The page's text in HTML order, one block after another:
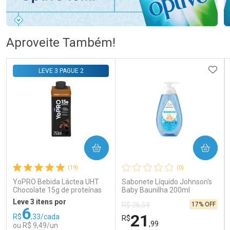
Comprar sem Desconto
Por R$ 108,99/cada
Comprar sem Desconto
Por R$ 108,99/cada
Comprar sem Desconto
Comprar sem Desconto
Aproveite Também!
(19)
YoPRO Bebida Láctea UHT
Chocolate 15g de proteínas
250ml
LEVE 3 PAGUE 2
Leve 3 itens por
R$6,33/cada
ou R$ 9,49/un
COMPRAR
(0)
Sabonete Líquido Johnson's
Baby Baunilha 200ml
R$ 26,59
R$21 ,99
17% OFF
COMPRAR